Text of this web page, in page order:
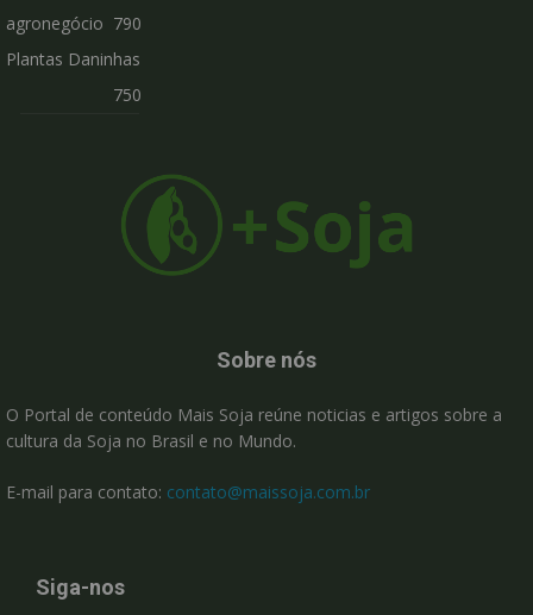
agronegócio 790
Plantas Daninhas
750
Sobre nós
O Portal de conteúdo Mais Soja reúne noticias e artigos sobre a
cultura da Soja no Brasil e no Mundo.
E-mail para contato: contato@maissoja.com.br
Siga-nos